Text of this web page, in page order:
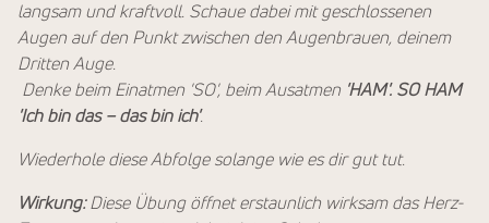
langsam und kraftvoll. Schaue dabei mit geschlossenen
Augen auf den Punkt zwischen den Augenbrauen, deinem
Dritten Auge.
Denke beim Einatmen 'SO', beim Ausatmen 'HAM'. SO HAM
'Ich bin das – das bin ich'.
Wiederhole diese Abfolge solange wie es dir gut tut.
Wirkung:Diese Übung öffnet erstaunlich wirksam das Herz-